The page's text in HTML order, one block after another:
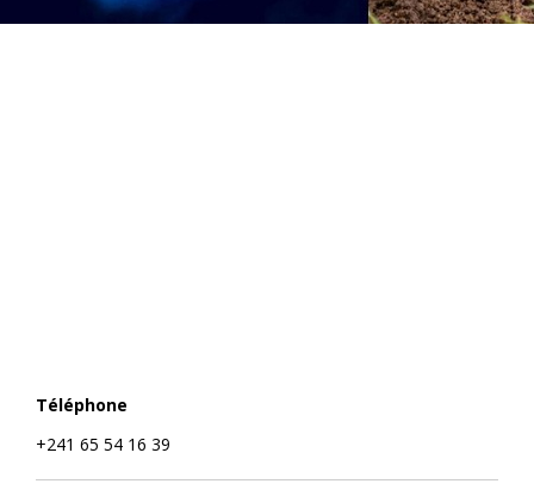
Téléphone
+241 65 54 16 39